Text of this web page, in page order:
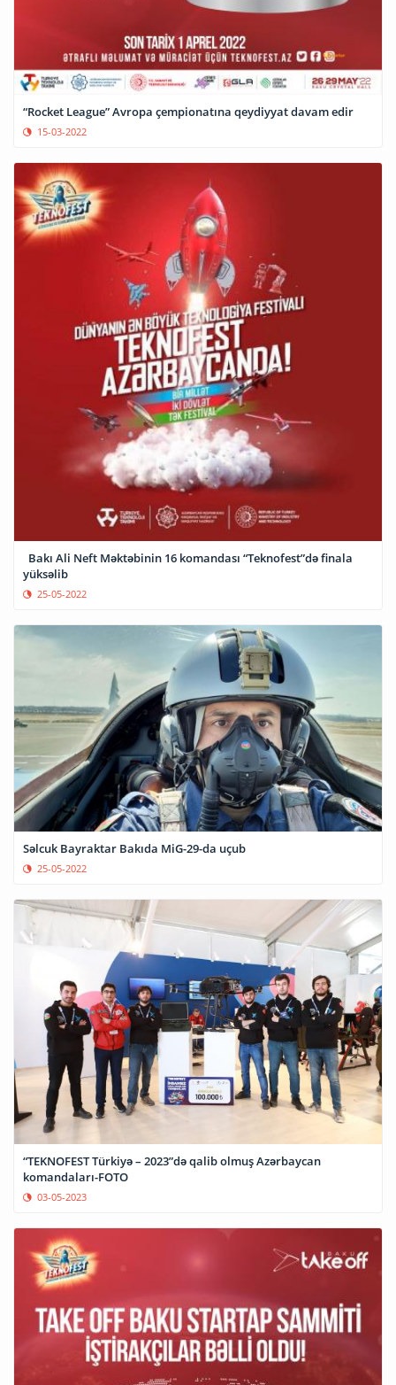
“Rocket League” Avropa çempionatına qeydiyyat davam edir
15-03-2022
Bakı Ali Neft Məktəbinin 16 komandası “Teknofest”də finala
25-05-2022
Səlcuk Bayraktar Bakıda MiG-29-da uçub
25-05-2022
“TEKNOFEST Türkiyə – 2023”də qalib olmuş Azərbaycan
komandaları-FOTO
03-05-2023